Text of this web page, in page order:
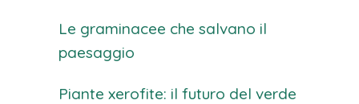
Le graminacee che salvano il
paesaggio
Piante xerofite: il futuro del verde